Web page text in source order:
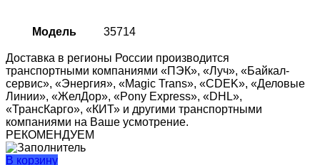
Модель 35714
Доставка в регионы России производится
транспортными компаниями «ПЭК», «Луч», «Байкал-
сервис», «Энергия», «Magic Trans», «CDEK», «Деловые
Линии», «ЖелДор», «Pony Express», «DHL»,
«ТрансКарго», «КИТ» и другими транспортными
компаниями на Ваше усмотрение.
РЕКОМЕНДУЕМ
В корзину